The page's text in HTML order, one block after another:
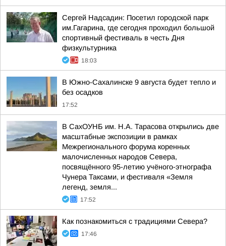
Сергей Надсадин: Посетил городской парк
им.Гагарина, где сегодня проходил большой
спортивный фестиваль в честь Дня
физкультурника
18:03
В Южно-Сахалинске 9 августа будет тепло и
без осадков
17:52
В СахОУНБ им. Н.А. Тарасова открылись две
масштабные экспозиции в рамках
Межрегионального форума коренных
малочисленных народов Севера,
посвящённого 95-летию учёного-этнографа
Чунера Таксами, и фестиваля «Земля
легенд, земля...
17:52
Как познакомиться с традициями Севера?
17:46